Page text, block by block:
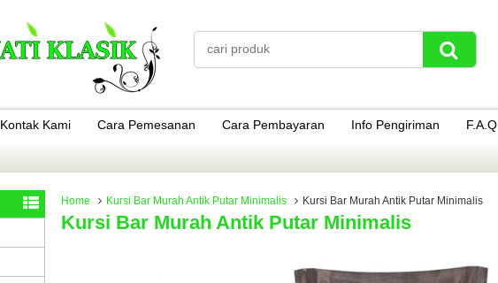
Kontak Kami Cara Pemesanan Cara Pembayaran Info Pengiriman F.A.Q
Home Kursi Bar Murah Antik Putar Minimalis Kursi Bar Murah Antik Putar Minimalis
Kursi Bar Murah Antik Putar Minimalis